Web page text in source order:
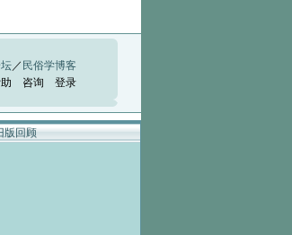
／ 民俗学博客
咨询 登录
版回顾